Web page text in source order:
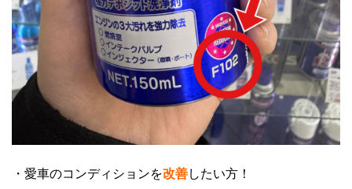
・愛車のコンディションを改善したい方！